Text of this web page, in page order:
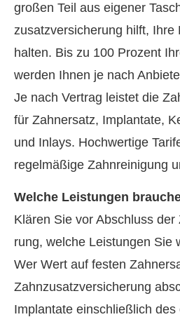
großen Teil aus eigener
zu­satz­ver­si­che­rung hilft, Ihre
halten. Bis zu 100 Prozent
werden Ihnen je nach
Je nach Vertrag leistet die
für Zahnersatz, Implantate,
und Inlays. Hochwertige
regelmäßige Zahnreinigung
Welche Leistungen
Klären Sie vor Abschluss
rung, welche Leistungen Sie
Wer Wert auf festen
Zahn­zu­satz­ver­si­che­rung
Implantate einschließlich des